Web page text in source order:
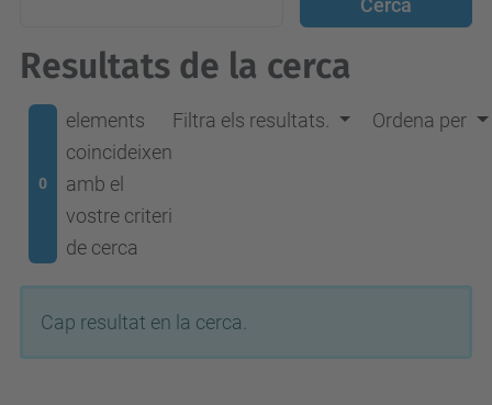
Resultats de la cerca
0
elements
coincideixen
amb el
vostre criteri
de cerca
Filtra els resultats. Ordena per
Cap resultat en la cerca.